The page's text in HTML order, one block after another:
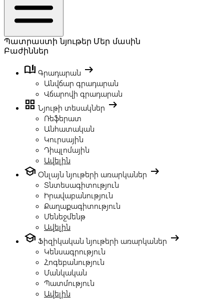
Պատրաստի նյութեր Մեր մասին
Բաժիններ
book_ribbon Գրադարան arrow_right_alt
Անվճար գրադարան
Վճարովի գրադարան
grid_view Նյութի տեսակներ arrow_right_alt
Ռեֆերատ
Անհատական
Կուրսային
Դիպլոմային
Ավելին
school Օնլայն նյութերի առարկաներ arrow_right_alt
Տնտեսագիտություն
Իրավաբանություն
Քաղաքագիտություն
Մենեջմենթ
Ավելին
school Ֆիզիկական նյութերի առարկաներ arrow_right_alt
Կենսագրություն
Հոգեբանություն
Մանկական
Պատմություն
Ավելին